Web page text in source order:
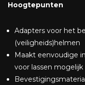
Hoogtepunten
Adapters voor het
(veiligheids)helmen
Maakt eenvoudige
voor lassen mogelijk